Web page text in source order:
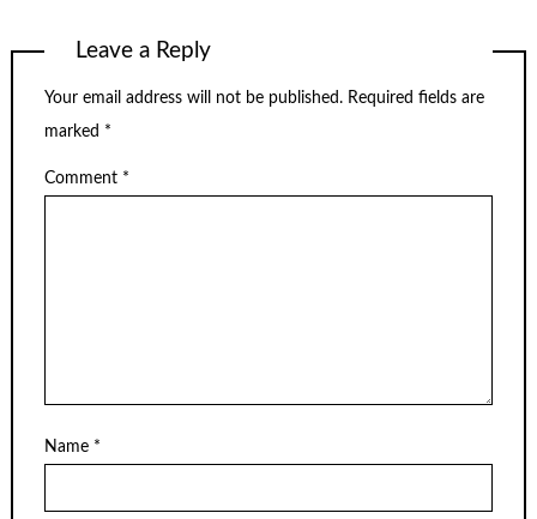
Leave a Reply
Your email address will not be published. Required fields are
marked *
Comment *
Name *